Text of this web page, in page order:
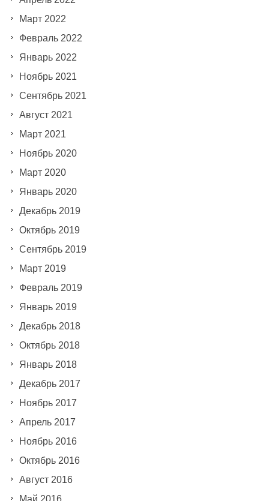
Март 2022
Февраль 2022
Январь 2022
Ноябрь 2021
Сентябрь 2021
Август 2021
Март 2021
Ноябрь 2020
Март 2020
Январь 2020
Декабрь 2019
Октябрь 2019
Сентябрь 2019
Март 2019
Февраль 2019
Январь 2019
Декабрь 2018
Октябрь 2018
Январь 2018
Декабрь 2017
Ноябрь 2017
Апрель 2017
Ноябрь 2016
Октябрь 2016
Август 2016
Май 2016